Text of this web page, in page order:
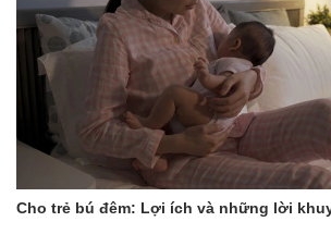
Cho trẻ bú đêm: Lợi ích và những lời